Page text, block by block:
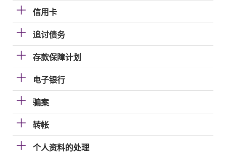
信用卡
追讨债务
存款保障计划
电子银行
骗案
转帐
个人资料的处理